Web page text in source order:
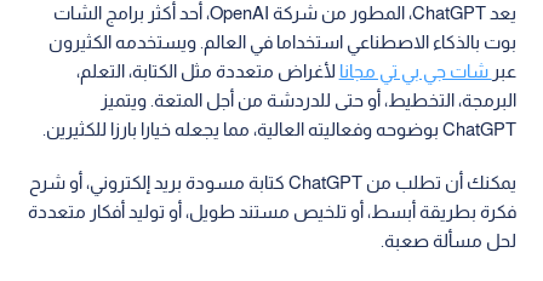
يعد ChatGPT، المطور من شركة OpenAI، أحد أكثر برامج الشات
بوت بالذكاء الاصطناعي استخداما في العالم. ويستخدمه الكثيرون
عبر شات جي بي تي مجانا لأغراض متعددة مثل الكتابة، التعلم،
البرمجة، التخطيط، أو حتى للدردشة من أجل المتعة. ويتميز
ChatGPT بوضوحه وفعاليته العالية، مما يجعله خيارا بارزا للكثيرين.
يمكنك أن تطلب من ChatGPT كتابة مسودة بريد إلكتروني، أو شرح
فكرة بطريقة أبسط، أو تلخيص مستند طويل، أو توليد أفكار متعددة
لحل مسألة صعبة.